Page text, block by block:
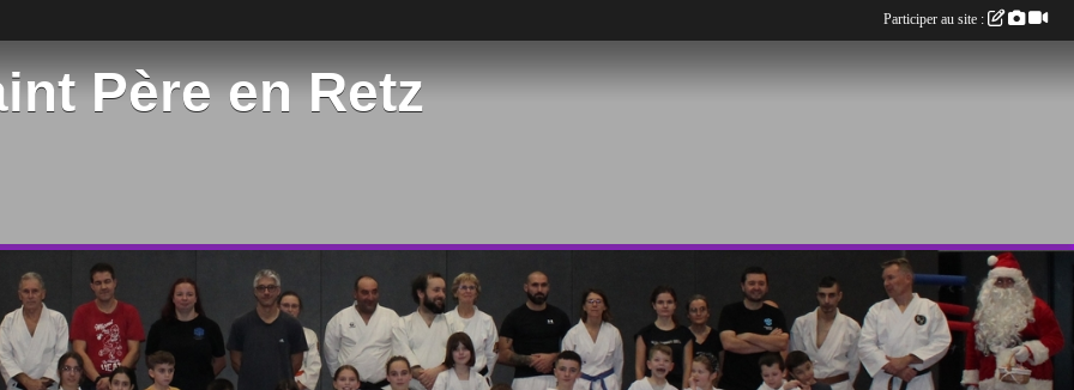
Père en Retz
Participer au site :